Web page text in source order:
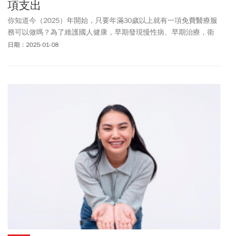
項支出
你知道今（2025）年開始，只要年滿30歲以上就有一項免費醫療服
務可以做嗎？為了維護國人健康，早期發現慢性病、早期治療，衛
福部將「免費健康檢查」年齡下修。不過是不是只有大醫院才能免
日期：2025-01-08